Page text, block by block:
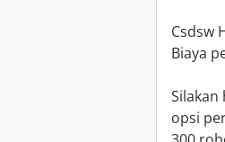
Csdsw
Biaya
opsi